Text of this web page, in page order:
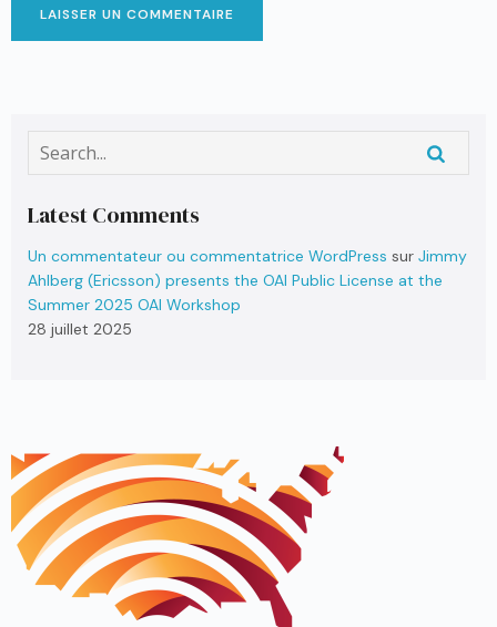
LAISSER UN COMMENTAIRE
Latest Comments
Un commentateur ou commentatrice WordPress sur Jimmy
Ahlberg (Ericsson) presents the OAI Public License at the
Summer 2025 OAI Workshop
28 juillet 2025